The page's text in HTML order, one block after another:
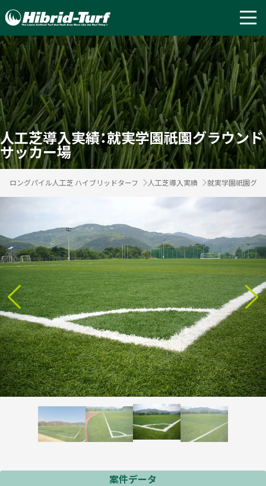
人工芝導入実績：就実学園祇園グラウンド
サッカー場
ロングパイル人工芝 ハイブリッドターフ 人工芝導入実績 就実学園祇園グ
案件データ